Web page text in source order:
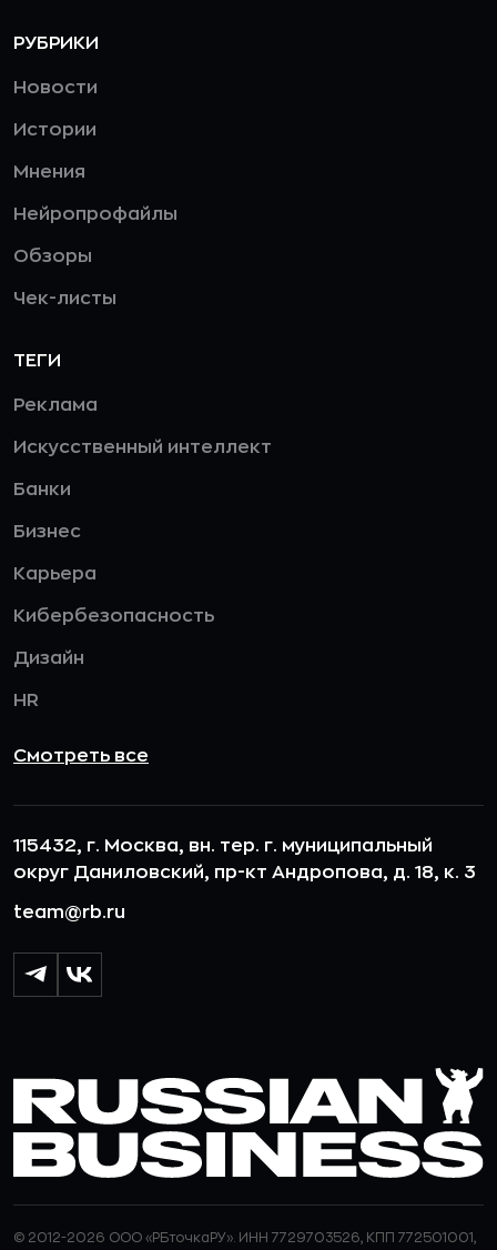
РУБРИКИ
Новости
Истории
Мнения
Нейропрофайлы
Обзоры
Чек-листы
ТЕГИ
Реклама
Искусственный интеллект
Банки
Бизнес
Карьера
Кибербезопасность
Дизайн
HR
Смотреть все
115432, г. Москва, вн. тер. г. муниципальный
округ Даниловский, пр-кт Андропова, д. 18, к. 3
team@rb.ru
© 2012-2026 ООО «РБточкаРУ». ИНН 7729703526, КПП 772501001,